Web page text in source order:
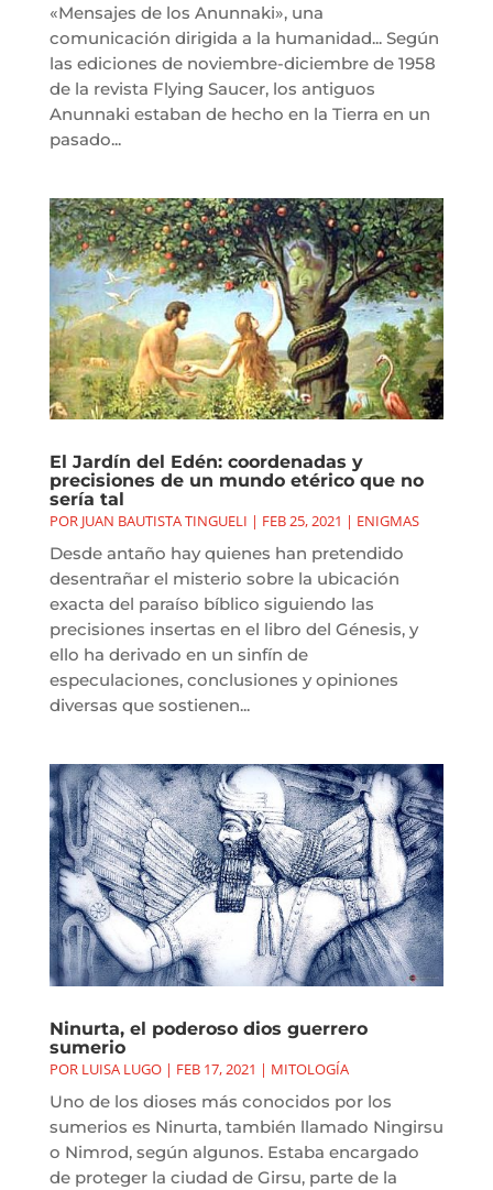
«Mensajes de los Anunnaki», una
comunicación dirigida a la humanidad... Según
las ediciones de noviembre-diciembre de 1958
de la revista Flying Saucer, los antiguos
Anunnaki estaban de hecho en la Tierra en un
pasado...
El Jardín del Edén: coordenadas y
precisiones de un mundo etérico que no
sería tal
POR JUAN BAUTISTA TINGUELI | FEB 25, 2021 | ENIGMAS
Desde antaño hay quienes han pretendido
desentrañar el misterio sobre la ubicación
exacta del paraíso bíblico siguiendo las
precisiones insertas en el libro del Génesis, y
ello ha derivado en un sinfín de
especulaciones, conclusiones y opiniones
diversas que sostienen...
Ninurta, el poderoso dios guerrero
sumerio
POR LUISA LUGO| FEB 17, 2021 | MITOLOGÍA
Uno de los dioses más conocidos por los
sumerios es Ninurta, también llamado Ningirsu
o Nimrod, según algunos. Estaba encargado
de proteger la ciudad de Girsu, parte de la